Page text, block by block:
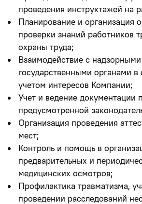
проведения инструктажей на
Планирование и организация
проверки знаний работников
охраны труда;
Взаимодействие с надзорными
государственными органами в
учетом интересов Компании;
Учет и ведение документации
предусмотренной
Организация проведения
мест;
Контроль и помощь в
предварительных и
медицинских осмотров;
Профилактика травматизма,
проведении расследований